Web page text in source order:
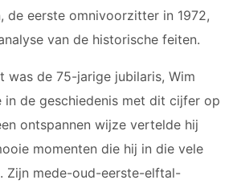
de eerste omnivoorzitter in 1972,
van de historische feiten.
was de 75-jarige jubilaris, Wim
in de geschiedenis met dit cijfer op
ontspannen wijze vertelde hij
momenten die hij in die vele
Zijn mede-oud-eerste-elftal-